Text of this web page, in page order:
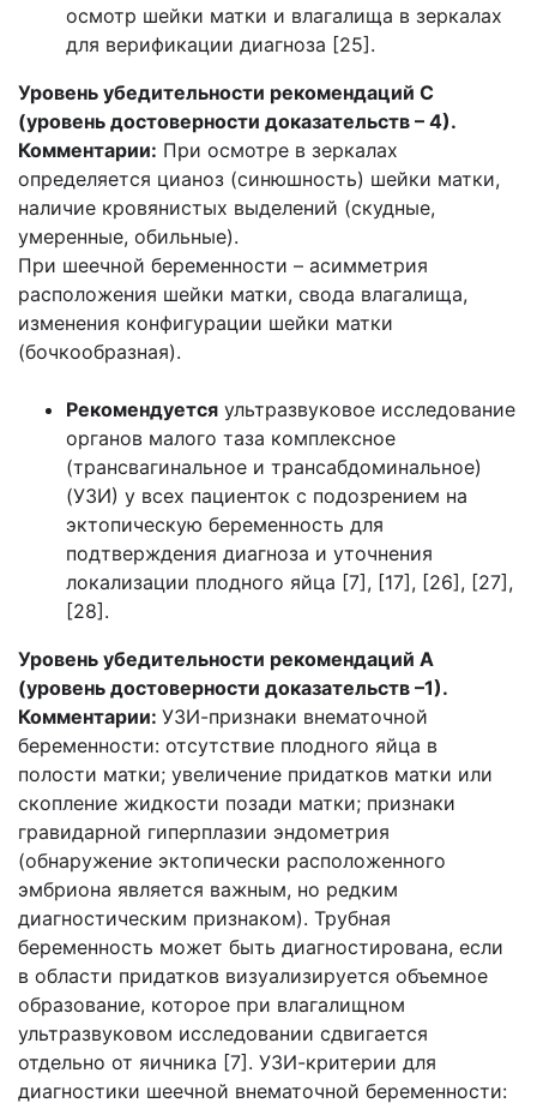
осмотр шейки матки и влагалища в зеркалах
для верификации диагноза [25].
Уровень убедительности рекомендаций С
(уровень достоверности доказательств – 4).
Комментарии: При осмотре в зеркалах
определяется цианоз (синюшность) шейки матки,
наличие кровянистых выделений (скудные,
умеренные, обильные).
При шеечной беременности – асимметрия
расположения шейки матки, свода влагалища,
изменения конфигурации шейки матки
(бочкообразная).
Рекомендуется ультразвуковое исследование
органов малого таза комплексное
(трансвагинальное и трансабдоминальное)
(УЗИ) у всех пациенток с подозрением на
эктопическую беременность для
подтверждения диагноза и уточнения
локализации плодного яйца [7], [17], [26], [27],
[28].
Уровень убедительности рекомендаций А
(уровень достоверности доказательств –1).
Комментарии: УЗИ-признаки внематочной
беременности: отсутствие плодного яйца в
полости матки; увеличение придатков матки или
скопление жидкости позади матки; признаки
гравидарной гиперплазии эндометрия
(обнаружение эктопически расположенного
эмбриона является важным, но редким
диагностическим признаком). Трубная
беременность может быть диагностирована, если
в области придатков визуализируется объемное
образование, которое при влагалищном
ультразвуковом исследовании сдвигается
отдельно от яичника [7]. УЗИ-критерии для
диагностики шеечной внематочной беременности: